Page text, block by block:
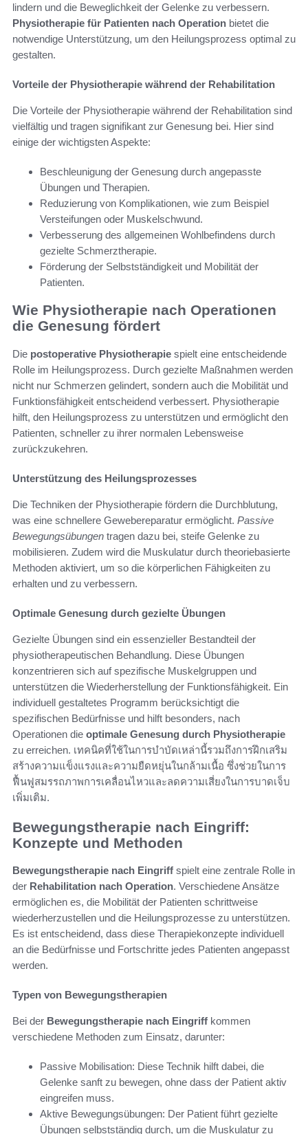
lindern und die Beweglichkeit der Gelenke zu verbessern.
Physiotherapie für Patienten nach Operation bietet die
notwendige Unterstützung, um den Heilungsprozess optimal zu
gestalten.
Vorteile der Physiotherapie während der Rehabilitation
Die Vorteile der Physiotherapie während der Rehabilitation sind
vielfältig und tragen signifikant zur Genesung bei. Hier sind
einige der wichtigsten Aspekte:
Beschleunigung der Genesung durch angepasste
Übungen und Therapien.
Reduzierung von Komplikationen, wie zum Beispiel
Versteifungen oder Muskelschwund.
Verbesserung des allgemeinen Wohlbefindens durch
gezielte Schmerztherapie.
Förderung der Selbstständigkeit und Mobilität der
Patienten.
Wie Physiotherapie nach Operationen
die Genesung fördert
Die postoperative Physiotherapie spielt eine entscheidende
Rolle im Heilungsprozess. Durch gezielte Maßnahmen werden
nicht nur Schmerzen gelindert, sondern auch die Mobilität und
Funktionsfähigkeit entscheidend verbessert. Physiotherapie
hilft, den Heilungsprozess zu unterstützen und ermöglicht den
Patienten, schneller zu ihrer normalen Lebensweise
zurückzukehren.
Unterstützung des Heilungsprozesses
Die Techniken der Physiotherapie fördern die Durchblutung,
was eine schnellere Gewebereparatur ermöglicht. Passive
Bewegungsübungen tragen dazu bei, steife Gelenke zu
mobilisieren. Zudem wird die Muskulatur durch theoriebasierte
Methoden aktiviert, um so die körperlichen Fähigkeiten zu
erhalten und zu verbessern.
Optimale Genesung durch gezielte Übungen
Gezielte Übungen sind ein essenzieller Bestandteil der
physiotherapeutischen Behandlung. Diese Übungen
konzentrieren sich auf spezifische Muskelgruppen und
unterstützen die Wiederherstellung der Funktionsfähigkeit. Ein
individuell gestaltetes Programm berücksichtigt die
spezifischen Bedürfnisse und hilft besonders, nach
Operationen die optimale Genesung durch Physiotherapie
zu erreichen. เทคนิคที่ใช้ในการบำบัดเหล่านี้รวมถึงการฝึกเสริม
สร้างความแข็งแรงและความยืดหยุ่นในกล้ามเนื้อ ซึ่งช่วยในการ
ฟื้นฟูสมรรถภาพการเคลื่อนไหวและลดความเสี่ยงในการบาดเจ็บ
เพิ่มเติม.
Bewegungstherapie nach Eingriff:
Konzepte und Methoden
Bewegungstherapie nach Eingriff spielt eine zentrale Rolle in
der Rehabilitation nach Operation. Verschiedene Ansätze
ermöglichen es, die Mobilität der Patienten schrittweise
wiederherzustellen und die Heilungsprozesse zu unterstützen.
Es ist entscheidend, dass diese Therapiekonzepte individuell
an die Bedürfnisse und Fortschritte jedes Patienten angepasst
werden.
Typen von Bewegungstherapien
Bei der Bewegungstherapie nach Eingriff kommen
verschiedene Methoden zum Einsatz, darunter:
Passive Mobilisation: Diese Technik hilft dabei, die
Gelenke sanft zu bewegen, ohne dass der Patient aktiv
eingreifen muss.
Aktive Bewegungsübungen: Der Patient führt gezielte
Übungen selbstständig durch, um die Muskulatur zu